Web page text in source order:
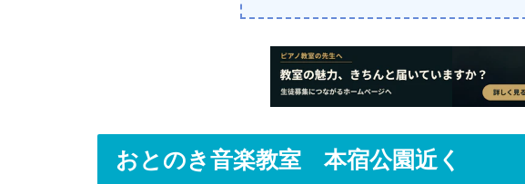
おとのき音楽教室 本宿公園近く